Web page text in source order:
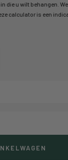
die u wilt behangen.
calculator is een